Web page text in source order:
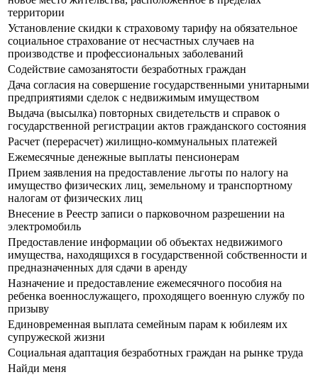
территории
Установление скидки к страховому тарифу на обязательное
социальное страхование от несчастных случаев на
производстве и профессиональных заболеваний
Содействие самозанятости безработных граждан
Дача согласия на совершение государственными унитарными
предприятиями сделок с недвижимым имуществом
Выдача (высылка) повторных свидетельств и справок о
государственной регистрации актов гражданского состояния
Расчет (перерасчет) жилищно-коммунальных платежей
Ежемесячные денежные выплаты пенсионерам
Прием заявления на предоставление льготы по налогу на
имущество физических лиц, земельному и транспортному
налогам от физических лиц
Внесение в Реестр записи о парковочном разрешении на
электромобиль
Предоставление информации об объектах недвижимого
имущества, находящихся в государственной собственности и
предназначенных для сдачи в аренду
Назначение и предоставление ежемесячного пособия на
ребенка военнослужащего, проходящего военную службу по
призыву
Единовременная выплата семейным парам к юбилеям их
супружеской жизни
Социальная адаптация безработных граждан на рынке труда
Найди меня